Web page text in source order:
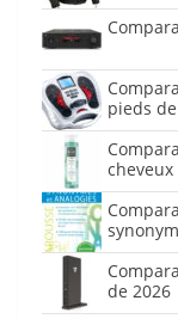
pieds
de 2026